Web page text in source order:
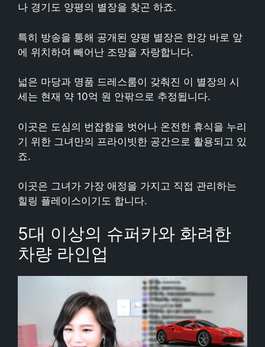
나 경기도 양평의 별장을 찾곤 하죠.
특히 방송을 통해 공개된 양평 별장은 한강 바로 앞
에 위치하여 빼어난 조망을 자랑합니다.
넓은 마당과 명품 드레스룸이 갖춰진 이 별장의 시
세는 현재 약 10억 원 안팎으로 추정됩니다.
이곳은 도심의 번잡함을 벗어나 온전한 휴식을 누리
기 위한 그녀만의 프라이빗한 공간으로 활용되고 있
죠.
이곳은 그녀가 가장 애정을 가지고 직접 관리하는
힐링 플레이스이기도 합니다.
5대 이상의 슈퍼카와 화려한
차량 라인업